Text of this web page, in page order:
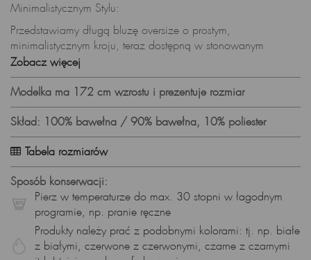
Minimalistycznym Stylu:
Przedstawiamy długą bluzę oversize o prostym,
minimalistycznym kroju, teraz dostępną w stonowanym
odcieniu beżu. Ta wyjątkowa bluza nie tylko oferuje komfort
noszenia, ale także prezentuje się stylowo, łącząc elegancję
z luzem codziennego streetwear'u.
Specyfikacje Produktu:
Materiał: Miękka bawełniana dzianina
Fason: Oversize, kaptur, kieszeń kangurka, rozcięcia po
bokach
Styl: Streetwear, minimalistyczny
Kolor: Beżowy
Długość: Do połowy uda
Zobacz więcej
Modelka ma 172 cm wzrostu i prezentuje rozmiar
Skład: 100% bawełna / 90% bawełna, 10% poliester
Tabela rozmiarów
Sposób konserwacji:
Pierz w temperaturze do max. 30 stopni w łagodnym
programie, np. pranie ręczne
Produkty należy prać z podobnymi kolorami: tj. np. białe
z białymi, czerwone z czerwonymi, czarne z czarnymi